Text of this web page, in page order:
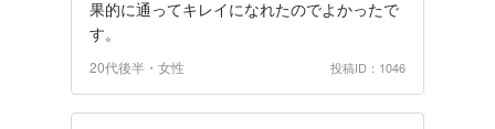
果的に通ってキレイになれたのでよかったで
す。
20代後半・女性 投稿ID：1046